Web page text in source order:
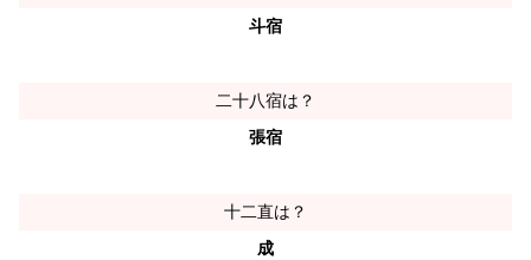
斗宿
二十八宿は？
張宿
十二直は？
成